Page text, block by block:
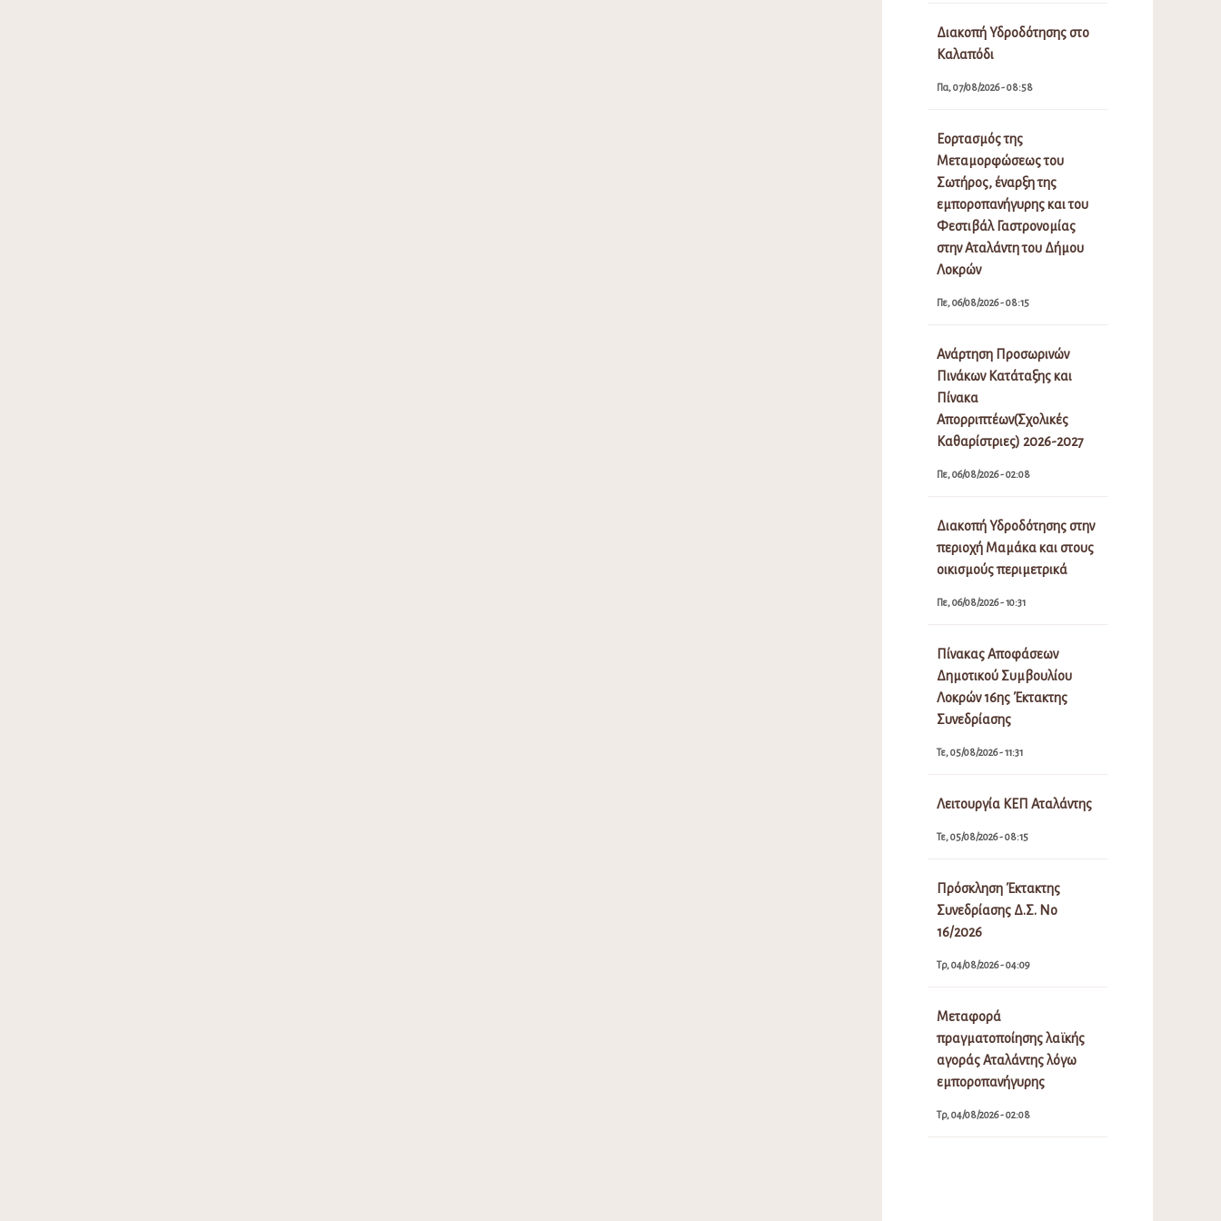
Διακοπή Υδροδότησης στο
Καλαπόδι
Πα, 07/08/2026 - 08:58
Εορτασμός της
Μεταμορφώσεως του
Σωτήρος, έναρξη της
εμποροπανήγυρης και του
Φεστιβάλ Γαστρονομίας
στην Αταλάντη του Δήμου
Λοκρών
Πε, 06/08/2026 - 08:15
Ανάρτηση Προσωρινών
Πινάκων Κατάταξης και
Πίνακα
Απορριπτέων(Σχολικές
Καθαρίστριες) 2026-2027
Πε, 06/08/2026 - 02:08
Διακοπή Υδροδότησης στην
περιοχή Μαμάκα και στους
οικισμούς περιμετρικά
Πε, 06/08/2026 - 10:31
Πίνακας Αποφάσεων
Δημοτικού Συμβουλίου
Λοκρών 16ης Έκτακτης
Συνεδρίασης
Τε, 05/08/2026 - 11:31
Λειτουργία ΚΕΠ Αταλάντης
Τε, 05/08/2026 - 08:15
Πρόσκληση Έκτακτης
Συνεδρίασης Δ.Σ. Νο
16/2026
Τρ, 04/08/2026 - 04:09
Μεταφορά
πραγματοποίησης λαϊκής
αγοράς Αταλάντης λόγω
εμποροπανήγυρης
Τρ, 04/08/2026 - 02:08